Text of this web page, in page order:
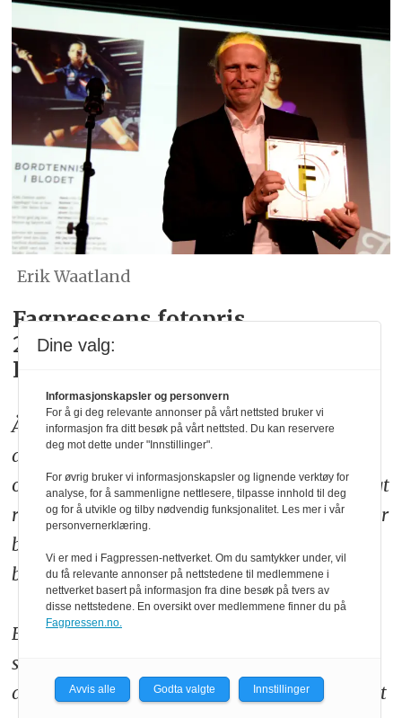
Erik Waatland
Fagpressens fotopris
2017:Handikapnytt
Erik Norrud
Årets vinner utmerker seg med en serie
actionbilder med høy innsatsfaktor. Serien
omfatter også «studioportretter» med velvalgt
rekvisittbruk og lyssetting, og tilsammen utgjør
bildene en utsøkt redigert og helhetlig
bildefortelling.
Bildene viser at fotografen behersker et bredt
spekter av fotografiske verktøyer. Skildringen
av norske idrettsutøvere består av til dels svært
Dine valg:
Informasjonskapsler og personvern
For å gi deg relevante annonser på vårt nettsted bruker vi
informasjon fra ditt besøk på vårt nettsted. Du kan reservere
deg mot dette under "Innstillinger".
For øvrig bruker vi informasjonskapsler og lignende verktøy for
analyse, for å sammenligne nettlesere, tilpasse innhold til deg
og for å utvikle og tilby nødvendig funksjonalitet. Les mer i vår
personvernerklæring.
Vi er med i Fagpressen-nettverket. Om du samtykker under, vil
du få relevante annonser på nettstedene til medlemmene i
nettverket basert på informasjon fra dine besøk på tvers av
disse nettstedene. En oversikt over medlemmene finner du på
Fagpressen.no.
Avvis alle Godta valgte Innstillinger